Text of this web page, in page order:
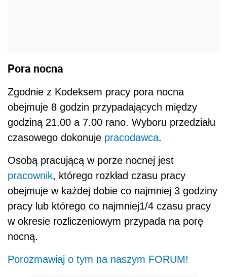
Pora nocna
Zgodnie z Kodeksem pracy pora nocna
obejmuje 8 godzin przypadających między
godziną 21.00 a 7.00 rano. Wyboru przedziału
czasowego dokonuje pracodawca.
Osobą pracującą w porze nocnej jest
pracownik, którego rozkład czasu pracy
obejmuje w każdej dobie co najmniej 3 godziny
pracy lub którego co najmniej1/4 czasu pracy
w okresie rozliczeniowym przypada na porę
nocną.
Porozmawiaj o tym na naszym FORUM!